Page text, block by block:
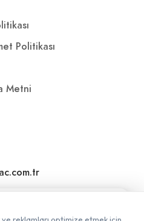
Politikası
Metni
Adatepe Mah.
No:1 Buca/İzmir